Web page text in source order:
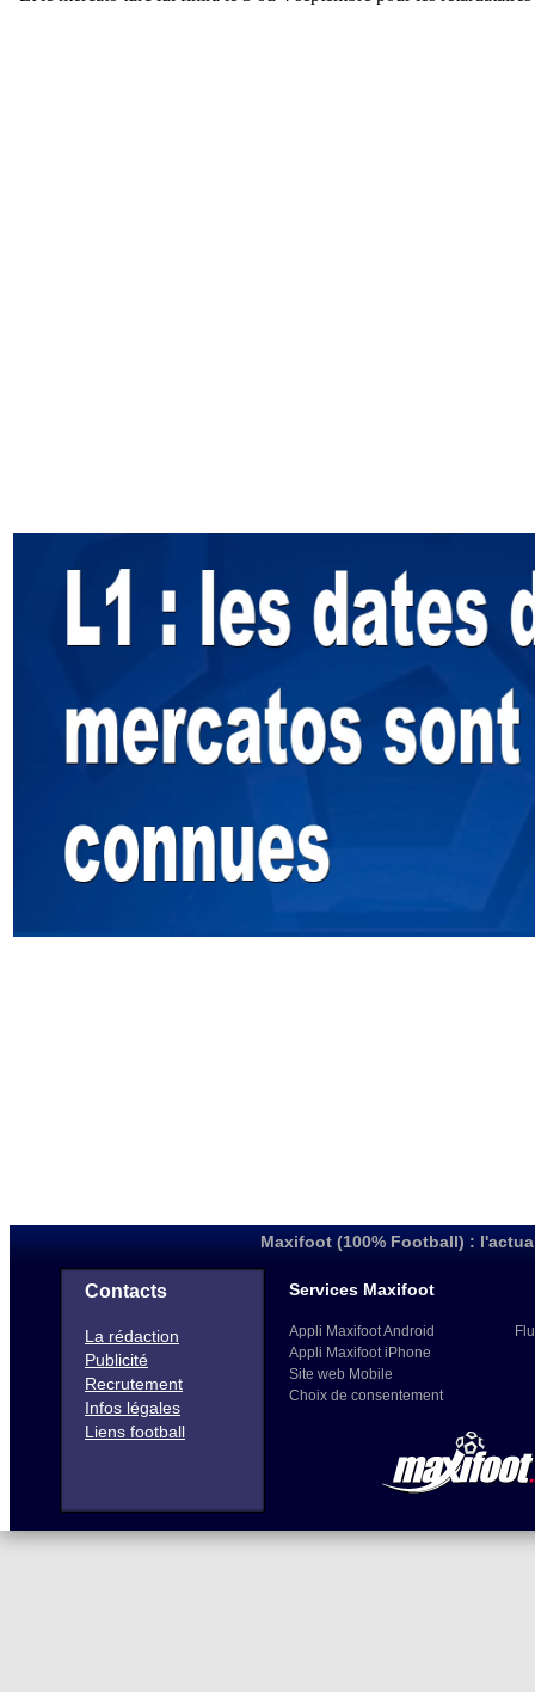
Maxifoot (100% Football) :
Contacts
La rédaction
Publicité
Recrutement
Infos légales
Liens football
Services Maxifoot
Appli Maxifoot Android
Appli Maxifoot iPhone
Site web Mobile
Choix de consentement